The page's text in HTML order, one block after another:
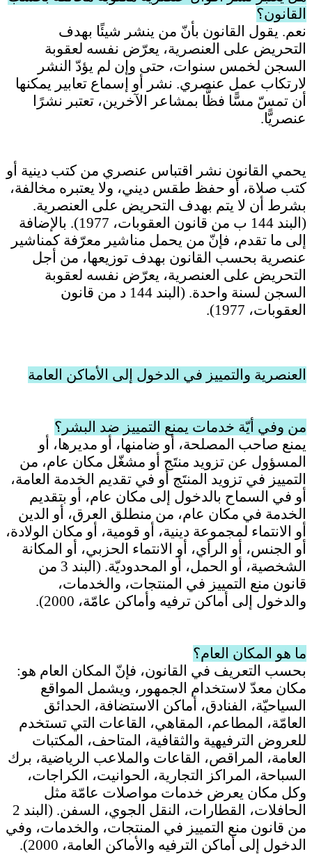
القانون؟
نعم. يقول القانون بأنّ من ينشر شيئًا بهدف
التحريض على العنصرية، يعرّض نفسه لعقوبة
السجن لخمس سنوات، حتى وإن لم يؤدّ النشر
لارتكاب عمل عنصري. نشر أو إسماع تعابير يمكنها
أن تمسّ مسًّا فظًّا بمشاعر الآخرين، تعتبر نشرًا
عنصريًّا.
يحمي القانون نشر اقتباس عنصري من كتب دينية أو
كتب صلاة، أو حفظ طقس ديني، ولا يعتبره مخالفة،
بشرط أن لا يتم بهدف التحريض على العنصرية.
(البند 144 ب من قانون العقوبات، 1977). بالإضافة
إلى ما تقدم، فإنّ من يحمل مناشير معرّفة كمناشير
عنصرية بحسب القانون بهدف توزيعها، من أجل
التحريض على العنصرية، يعرّض نفسه لعقوبة
السجن لسنة واحدة. (البند 144 د من قانون
العقوبات، 1977).
العنصرية والتمييز في الدخول إلى الأماكن العامة
من وفي أيّة خدمات يمنع التمييز ضد البشر؟
يمنع صاحب المصلحة، أو ضامنها، أو مديرها، أو
المسؤول عن تزويد منتَج أو مشغّل مكان عام، من
التمييز في تزويد المنتَج أو في تقديم الخدمة العامة،
أو في السماح بالدخول إلى مكان عام، أو بتقديم
الخدمة في مكان عام، من منطلق العرق، أو الدين
أو الانتماء لمجموعة دينية، أو قومية، أو مكان الولادة،
أو الجنس، أو الرأي، أو الانتماء الحزبي، أو المكانة
الشخصية، أو الحمل، أو المحدوديّة
. (البند 3 من
قانون منع التمييز في المنتجات، والخدمات،
والدخول إلى أماكن ترفيه وأماكن عامّة، 2000).
ما هو المكان العام؟
بحسب التعريف في القانون، فإنّ المكان العام هو:
مكان معدّ لاستخدام الجمهور، ويشمل المواقع
السياحيّة، الفنادق، أماكن الاستضافة، الحدائق
العامّة، المطاعم، المقاهي، القاعات التي تستخدم
للعروض الترفيهية والثقافية، المتاحف، المكتبات
العامة، المراقص، القاعات والملاعب الرياضية، برك
السباحة، المراكز التجارية، الحوانيت، الكراجات،
وكل مكان يعرض خدمات مواصلات عامّة مثل
الحافلات، القطارات، النقل الجوي، السفن. (البند 2
من قانون منع التمييز في المنتجات، والخدمات، وفي
الدخول إلى أماكن الترفيه والأماكن العامة، 2000).